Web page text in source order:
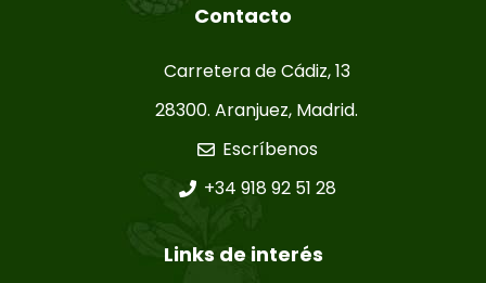
Contacto
Carretera de Cádiz, 13
28300. Aranjuez, Madrid.
Escríbenos
+34 918 92 51 28
Links de interés